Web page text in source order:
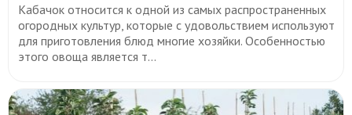
Кабачок относится к одной из самых распространенных
огородных культур, которые с удовольствием используют
для приготовления блюд многие хозяйки. Особенностью
этого овоща является т...